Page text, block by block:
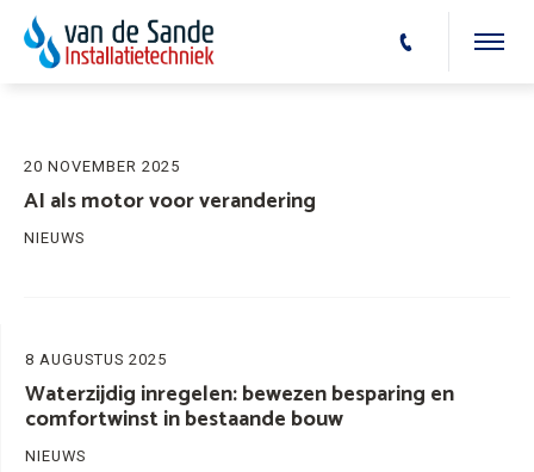
20 NOVEMBER 2025
AI als motor voor verandering
NIEUWS
8 AUGUSTUS 2025
Waterzijdig inregelen: bewezen besparing en
comfortwinst in bestaande bouw
NIEUWS